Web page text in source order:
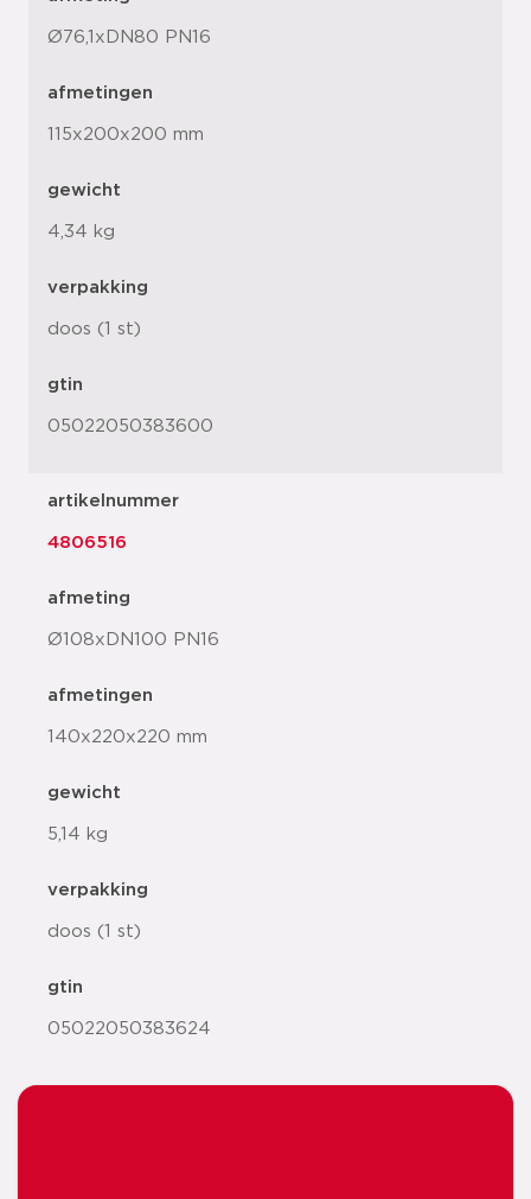
Ø76,1xDN80 PN16
afmetingen
115x200x200 mm
gewicht
4,34 kg
verpakking
doos (1 st)
gtin
05022050383600
artikelnummer
4806516
afmeting
Ø108xDN100 PN16
afmetingen
140x220x220 mm
gewicht
5,14 kg
verpakking
doos (1 st)
gtin
05022050383624